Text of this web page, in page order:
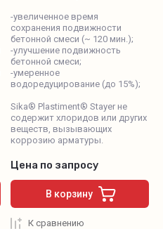
-увеличенное время
сохранения подвижности
бетонной смеси (~ 120 мин.);
-улучшение подвижность
бетонной смеси;
-умеренное
водоредуцирование (до 15%);
Sika® Plastiment® Stayer не
содержит хлоридов или других
веществ, вызывающих
коррозию арматуры.
Цена по запросу
В корзину
К сравнению